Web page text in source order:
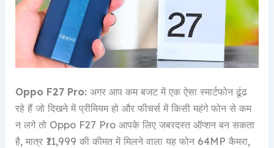
Oppo F27 Pro:अगर आप कम बजट में एक ऐसा स्मार्टफोन ढूंढ
रहे हैं जो दिखने में प्रीमियम हो और फीचर्स में किसी महंगे फोन से कम
न लगे तो Oppo F27 Pro आपके लिए जबरदस्त ऑप्शन बन सकता
है, मात्र ₹11,999 की कीमत में मिलने वाला यह फोन 64MP कैमरा,